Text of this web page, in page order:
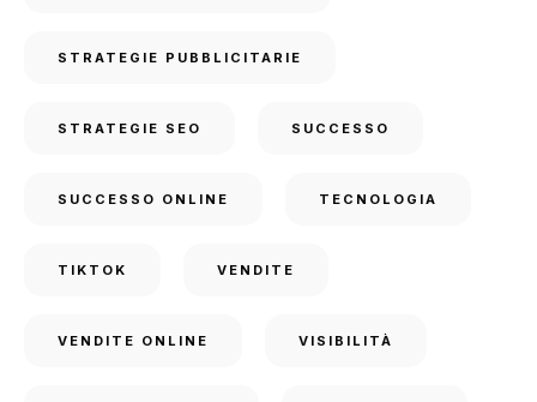
STRATEGIE PUBBLICITARIE
STRATEGIE SEO SUCCESSO
SUCCESSO ONLINE TECNOLOGIA
TIKTOK VENDITE
VENDITE ONLINE VISIBILITÀ